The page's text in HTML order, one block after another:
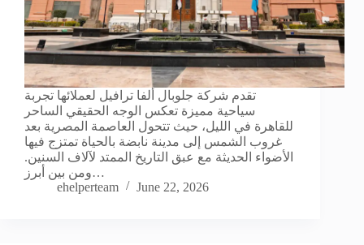
تقدم شركة جلوبال ألفا ترافيل لعملائها تجربة
سياحية مميزة تعكس الوجه الحقيقي الساحر
للقاهرة في الليل، حيث تتحول العاصمة المصرية بعد
غروب الشمس إلى مدينة نابضة بالحياة تمتزج فيها
الأضواء الحديثة مع عبق التاريخ الممتد لآلاف السنين.
ومن بين أبرز…
ehelperteam
June 22, 2026